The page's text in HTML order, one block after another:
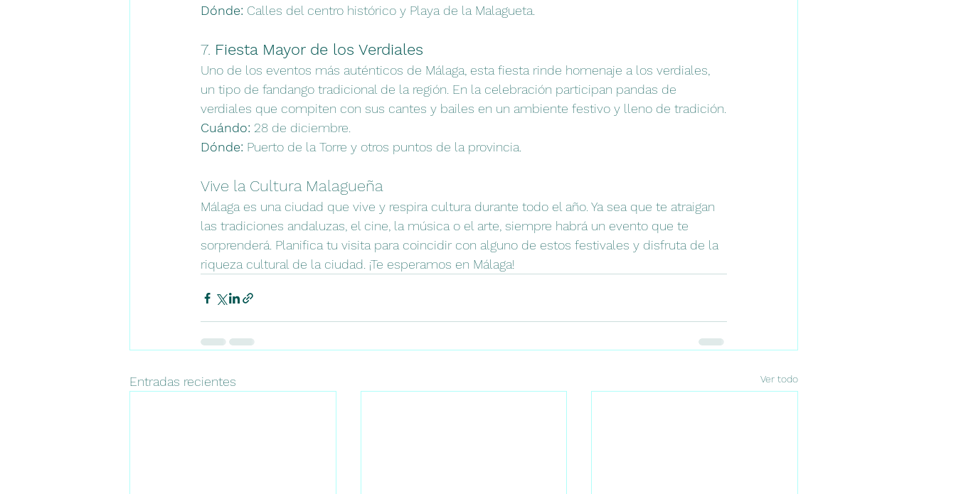
Dónde: Calles del centro histórico y Playa de la Malagueta.
7. Fiesta Mayor de los Verdiales
Uno de los eventos más auténticos de Málaga, esta fiesta rinde homenaje a los verdiales,
un tipo de fandango tradicional de la región. En la celebración participan pandas de
verdiales que compiten con sus cantes y bailes en un ambiente festivo y lleno de tradición.
Cuándo: 28 de diciembre.
Dónde: Puerto de la Torre y otros puntos de la provincia.
Vive la Cultura Malagueña
Málaga es una ciudad que vive y respira cultura durante todo el año. Ya sea que te atraigan
las tradiciones andaluzas, el cine, la música o el arte, siempre habrá un evento que te
sorprenderá. Planifica tu visita para coincidir con alguno de estos festivales y disfruta de la
riqueza cultural de la ciudad. ¡Te esperamos en Málaga!
Entradas recientes Ver todo